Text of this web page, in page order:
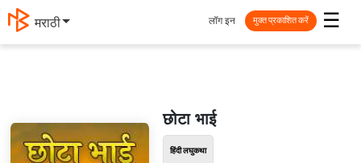
मराठी ☰
लॉग इन मुक्त प्रकाशित करें
छोटा भाई
हिंदी लघुकथा